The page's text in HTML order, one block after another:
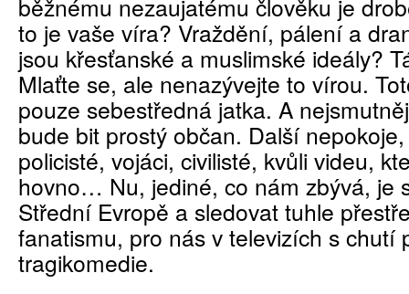
běžnému nezaujatému člověku je
to je vaše víra? Vraždění, pálení a
jsou křesťanské a muslimské ideály?
Mlaťte se, ale nenazývejte to vírou.
pouze sebestředná jatka. A
bude bit prostý občan. Další
policisté, vojáci, civilisté, kvůli videu,
hovno… Nu, jediné, co nám zbývá, je
Střední Evropě a sledovat tuhle
fanatismu, pro nás v televizích s chutí
tragikomedie.